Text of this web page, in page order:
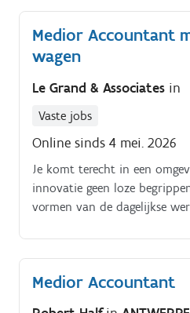
Medior Accountant
wagen
Le Grand & Associates in
Vaste jobs
Online sinds 4 mei. 2026
Je komt terecht in een
innovatie geen loze
vormen van de dagelijkse
expert in retail optimalisatie?
Medior Accountant